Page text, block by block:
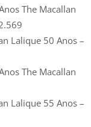
The Macallan
Lalique 50 Anos –
The Macallan
Lalique 55 Anos –